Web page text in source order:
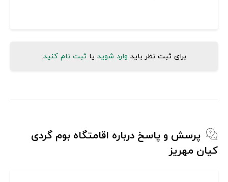
برای ثبت نظر باید وارد شوید یا ثبت نام کنید.
پرسش و پاسخ درباره اقامتگاه بوم گردی
کیان مهریز